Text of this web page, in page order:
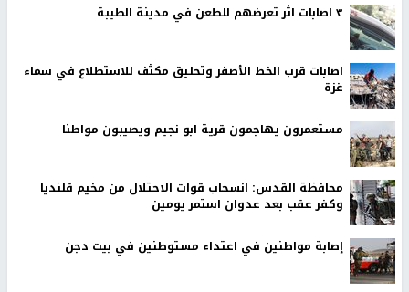
٣ اصابات اثر تعرضهم للطعن في مدينة الطيبة
اصابات قرب الخط الأصفر وتحليق مكثف للاستطلاع في سماء
غزة
مستعمرون يهاجمون قرية ابو نجيم ويصيبون مواطنا
محافظة القدس: انسحاب قوات الاحتلال من مخيم قلنديا
وكفر عقب بعد عدوان استمر يومين
إصابة مواطنين في اعتداء مستوطنين في بيت دجن